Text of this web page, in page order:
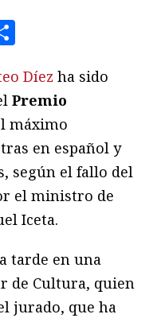
Díez ha sido
Premio
máximo
en español y
según el fallo del
el ministro de
Iceta.
tarde en una
de Cultura, quien
jurado, que ha